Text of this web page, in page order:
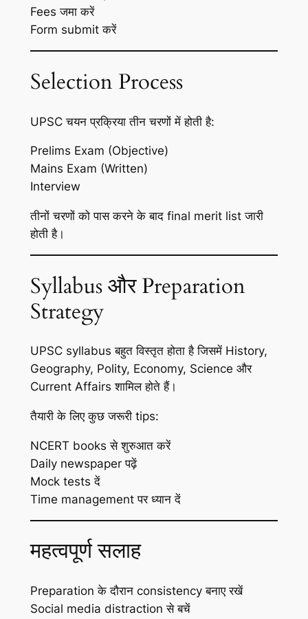
Fees जमा करें
Form submit करें
Selection Process
UPSC चयन प्रक्रिया तीन चरणों में होती है:
Prelims Exam (Objective)
Mains Exam (Written)
Interview
तीनों चरणों को पास करने के बाद final merit list जारी
होती है।
Syllabus और Preparation
Strategy
UPSC syllabus बहुत विस्तृत होता है जिसमें History,
Geography, Polity, Economy, Science और
Current Affairs शामिल होते हैं।
तैयारी के लिए कुछ जरूरी tips:
NCERT books से शुरुआत करें
Daily newspaper पढ़ें
Mock tests दें
Time management पर ध्यान दें
महत्वपूर्ण सलाह
Preparation के दौरान consistency बनाए रखें
Social media distraction से बचें